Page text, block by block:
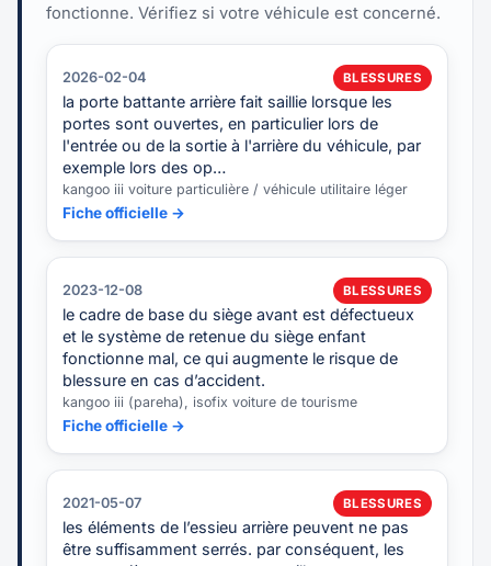
fonctionne. Vérifiez si votre véhicule est concerné.
2026-02-04 BLESSURES
la porte battante arrière fait saillie lorsque les
portes sont ouvertes, en particulier lors de
l'entrée ou de la sortie à l'arrière du véhicule, par
exemple lors des op…
kangoo iii voiture particulière / véhicule utilitaire léger
Fiche officielle →
2023-12-08 BLESSURES
le cadre de base du siège avant est défectueux
et le système de retenue du siège enfant
fonctionne mal, ce qui augmente le risque de
blessure en cas d’accident.
kangoo iii (pareha), isofix voiture de tourisme
Fiche officielle →
2021-05-07 BLESSURES
les éléments de l’essieu arrière peuvent ne pas
être suffisamment serrés. par conséquent, les